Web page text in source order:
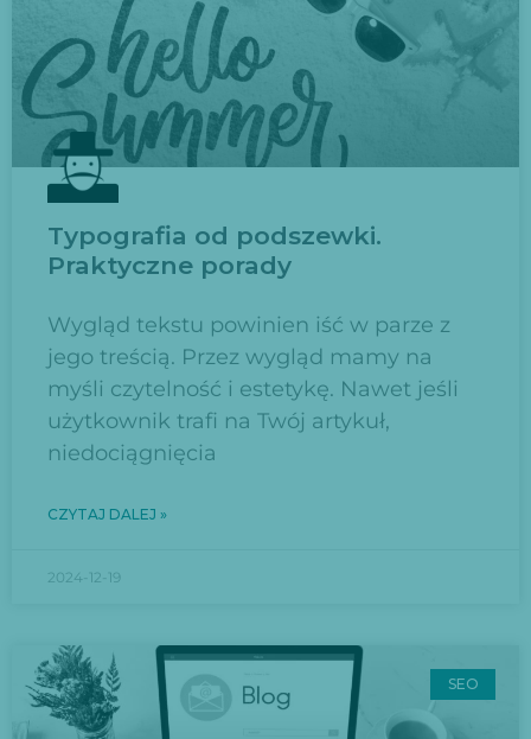
Typografia od podszewki.
Praktyczne porady
Wygląd tekstu powinien iść w parze z
jego treścią. Przez wygląd mamy na
myśli czytelność i estetykę. Nawet jeśli
użytkownik trafi na Twój artykuł,
niedociągnięcia
CZYTAJ DALEJ »
2024-12-19
SEO